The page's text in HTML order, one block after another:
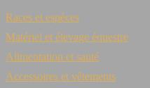
Races et espèces
Matériel et élevage équestre
Alimentation et santé
Accessoires et vêtements